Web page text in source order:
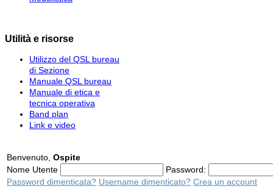
Utilità e risorse
Utilizzo del QSL bureau
di Sezione
Manuale QSL bureau
Manuale di etica e
tecnica operativa
Band plan
Link e video
Benvenuto, Ospite
Nome Utente
Password:
Password dimenticata? Username dimenticato? Crea un account